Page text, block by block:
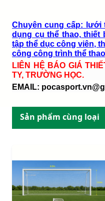
Chuyên cung cấp: lưới
dụng cụ thể thao, thiết
tập thể dục công viên,
công công trình thể
LIÊN HỆ BÁO GIÁ
TY, TRƯỜNG HỌC.
EMAIL:
Sản phẩm cùng loại